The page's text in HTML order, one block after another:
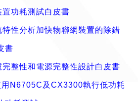
功耗測試白皮書
性分析加快物聯網裝置的除錯
書
整性和電源完整性設計白皮書
用N6705C及CX3300執行低功耗